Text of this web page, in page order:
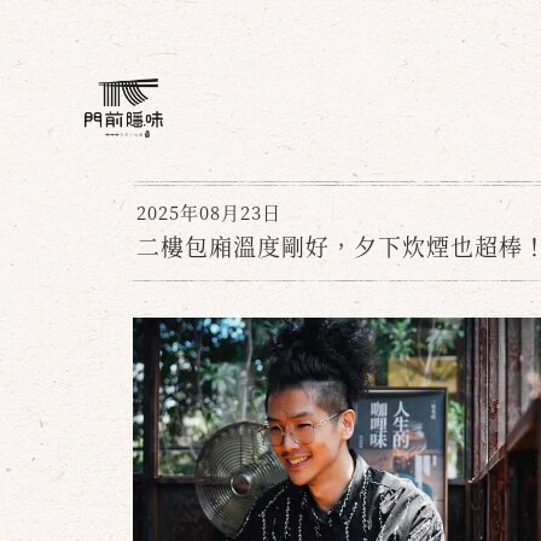
2025年08月23日
二樓包廂溫度剛好，夕下炊煙也超棒